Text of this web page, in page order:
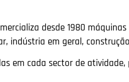
desde 1980
indústria em geral,
em cada sector de